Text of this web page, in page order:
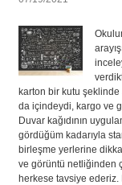
karton bir kutu
da içindeydi, kargo ve
Duvar kağıdının
gördüğüm kadarıyla
birleşme yerlerine
ve görüntü netliğinden
herkese tavsiye